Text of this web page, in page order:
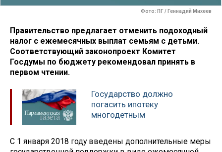
Фото: ПГ / Геннадий Михеев
Правительство предлагает отменить подоходный
налог с ежемесячных выплат семьям с детьми.
Соответствующий законопроект Комитет
Госдумы по бюджету рекомендовал принять в
первом чтении.
Государство должно
погасить ипотеку
многодетным
С 1 января 2018 году введены дополнительные меры